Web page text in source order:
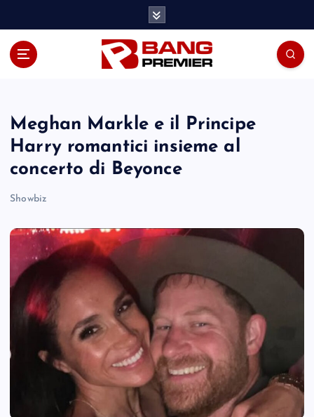
Meghan Markle e il Principe
Harry romantici insieme al
concerto di Beyonce
Showbiz